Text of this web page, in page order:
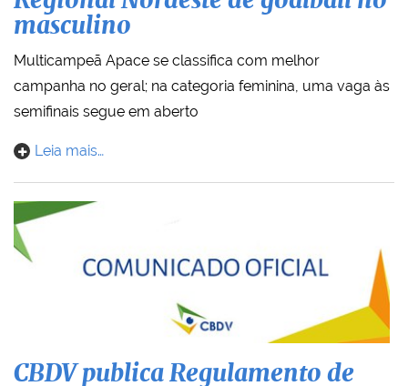
masculino
Multicampeã Apace se classifica com melhor
campanha no geral; na categoria feminina, uma vaga às
semifinais segue em aberto
Leia mais…
CBDV publica Regulamento de